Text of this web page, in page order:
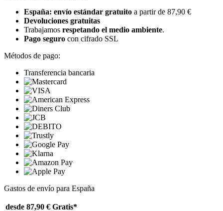
España: envío estándar gratuito a partir de 87,90 €
Devoluciones gratuitas
Trabajamos respetando el medio ambiente.
Pago seguro con cifrado SSL
Métodos de pago:
Transferencia bancaria
Gastos de envío para España
desde 87,90 € Gratis*